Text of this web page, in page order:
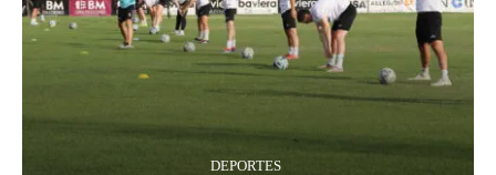
DEPORTES